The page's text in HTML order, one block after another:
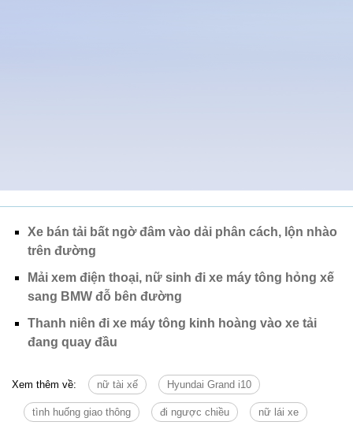
Xe bán tải bất ngờ đâm vào dải phân cách, lộn nhào
trên đường
Mải xem điện thoại, nữ sinh đi xe máy tông hỏng xế
sang BMW đỗ bên đường
Thanh niên đi xe máy tông kinh hoàng vào xe tải
đang quay đầu
Xem thêm về: nữ tài xế Hyundai Grand i10
tình huống giao thông đi ngược chiều nữ lái xe